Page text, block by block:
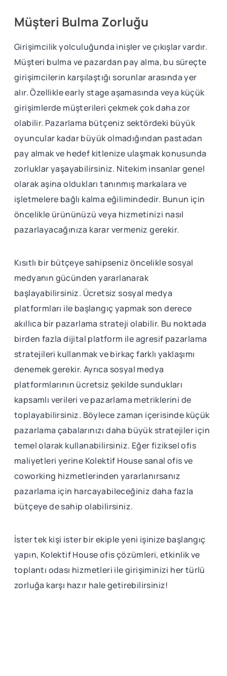
Müşteri Bulma Zorluğu
Girişimcilik yolculuğunda inişler ve çıkışlar vardır.
Müşteri bulma ve pazardan pay alma, bu süreçte
girişimcilerin karşılaştığı sorunlar arasında yer
alır. Özellikle early stage aşamasında veya küçük
girişimlerde müşterileri çekmek çok daha zor
olabilir. Pazarlama bütçeniz sektördeki büyük
oyuncular kadar büyük olmadığından pastadan
pay almak ve hedef kitlenize ulaşmak konusunda
zorluklar yaşayabilirsiniz. Nitekim insanlar genel
olarak aşina oldukları tanınmış markalara ve
işletmelere bağlı kalma eğilimindedir. Bunun için
öncelikle ürününüzü veya hizmetinizi nasıl
pazarlayacağınıza karar vermeniz gerekir.
Kısıtlı bir bütçeye sahipseniz öncelikle sosyal
medyanın gücünden yararlanarak
başlayabilirsiniz. Ücretsiz sosyal medya
platformları ile başlangıç yapmak son derece
akıllıca bir pazarlama strateji olabilir. Bu noktada
birden fazla dijital platform ile agresif pazarlama
stratejileri kullanmak ve birkaç farklı yaklaşımı
denemek gerekir. Ayrıca sosyal medya
platformlarının ücretsiz şekilde sundukları
kapsamlı verileri ve pazarlama metriklerini de
toplayabilirsiniz. Böylece zaman içerisinde küçük
pazarlama çabalarınızı daha büyük stratejiler için
temel olarak kullanabilirsiniz. Eğer fiziksel ofis
maliyetleri yerine Kolektif House sanal ofis ve
coworking hizmetlerinden yararlanırsanız
pazarlama için harcayabileceğiniz daha fazla
bütçeye de sahip olabilirsiniz.
İster tek kişi ister bir ekiple yeni işinize başlangıç
yapın, Kolektif House ofis çözümleri, etkinlik ve
toplantı odası hizmetleri ile girişiminizi her türlü
zorluğa karşı hazır hale getirebilirsiniz!